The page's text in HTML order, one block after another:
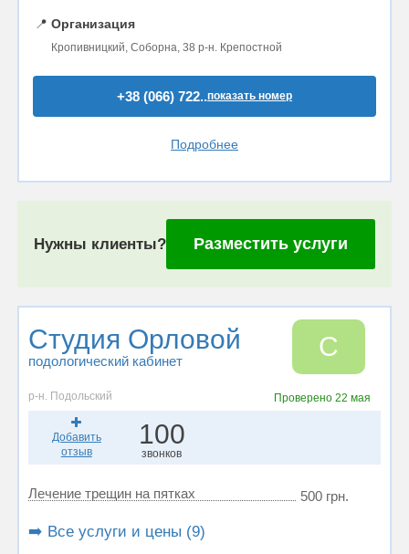
📍 Организация
Кропивницкий, Соборна, 38 р-н. Крепостной
+38 (066) 722..показать номер
Подробнее
Нужны клиенты? Разместить услуги
Студия Орловой
подологический кабинет С
р-н. Подольский Проверено 22 мая
Добавить
отзыв
100
звонков
Лечение трещин на пятках 500 грн.
➡️ Все услуги и цены (9)